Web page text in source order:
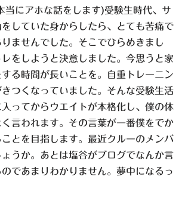
にアホな話をします)受験生時代、サ
していた身からしたら、とても苦痛で
ませんでした。そこでひらめきまし
をしようと決意しました。今思うと家
る時間が長いことを。自重トレーニン
つくなっていました。そんな受験生活
ってからウエイトが本格化し、僕の体
言われます。その言葉が一番僕をでか
とを目指します。最近クルーのメンバ
うか。あとは塩谷がブログでなんか言
であまりわかりません。夢中になるっ